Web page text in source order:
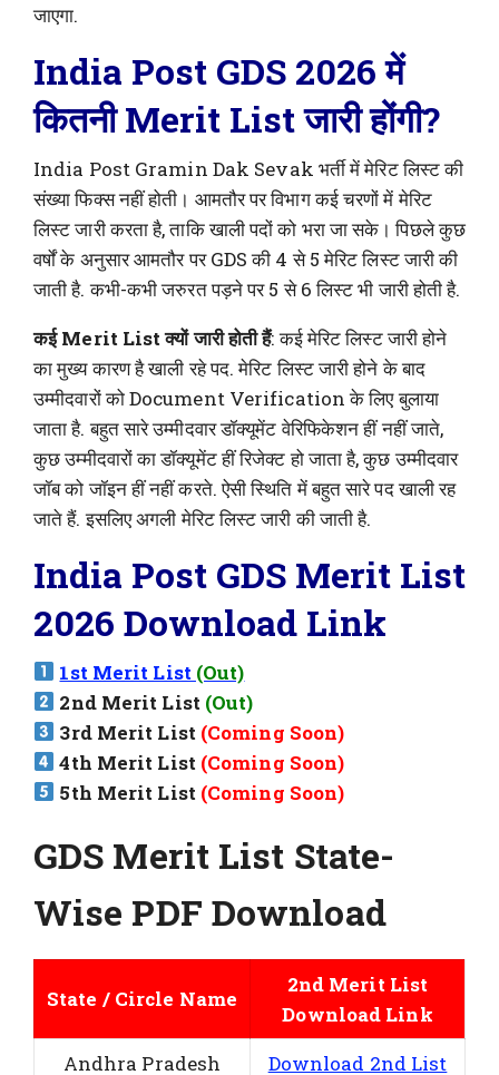
जाएगा.
India Post GDS 2026 में
कितनी Merit List जारी होंगी?
India Post Gramin Dak Sevak भर्ती में मेरिट लिस्ट की
संख्या फिक्स नहीं होती। आमतौर पर विभाग कई चरणों में मेरिट
लिस्ट जारी करता है, ताकि खाली पदों को भरा जा सके। पिछले कुछ
वर्षों के अनुसार आमतौर पर GDS की 4 से 5 मेरिट लिस्ट जारी की
जाती है. कभी-कभी जरुरत पड़ने पर 5 से 6 लिस्ट भी जारी होती है.
कई Merit List क्यों जारी होती हैं: कई मेरिट लिस्ट जारी होने
का मुख्य कारण है खाली रहे पद. मेरिट लिस्ट जारी होने के बाद
उम्मीदवारों को Document Verification के लिए बुलाया
जाता है. बहुत सारे उम्मीदवार डॉक्यूमेंट वेरिफिकेशन हीं नहीं जाते,
कुछ उम्मीदवारों का डॉक्यूमेंट हीं रिजेक्ट हो जाता है, कुछ उम्मीदवार
जॉब को जॉइन हीं नहीं करते. ऐसी स्थिति में बहुत सारे पद खाली रह
जाते हैं. इसलिए अगली मेरिट लिस्ट जारी की जाती है.
India Post GDS Merit List
2026 Download Link
1st Merit List (Out)
2nd Merit List (Out)
3rd Merit List (Coming Soon)
4th Merit List (Coming Soon)
5th Merit List (Coming Soon)
GDS Merit List State-
Wise PDF Download
State / Circle Name
2nd Merit List
Download Link
Andhra Pradesh
Download 2nd List